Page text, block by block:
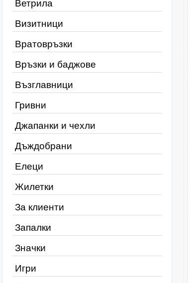
Ветрила
Визитници
Вратовръзки
Връзки и баджове
Възглавници
Гривни
Джапанки и чехли
Дъждобрани
Елеци
Жилетки
За клиенти
Запалки
Значки
Игри